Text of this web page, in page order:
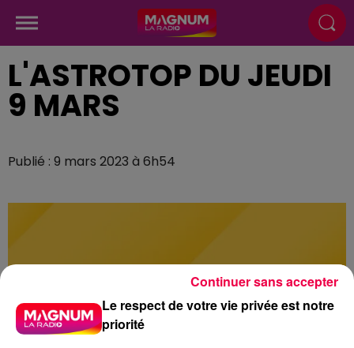
L'ASTROTOP DU JEUDI
9 MARS
Publié : 9 mars 2023 à 6h54
Le respect de votre vie privée est notre
priorité
Continuer sans accepter